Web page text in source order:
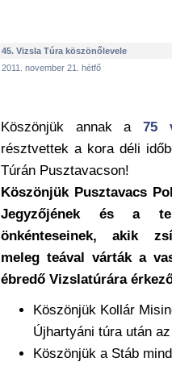
45. Vizsla Túra köszönőlevele
2011. november 21. hétfő
Köszönjük annak a 75
résztvettek a kora déli
Túrán Pusztavacson!
Köszönjük Pusztavacs
Jegyzőjének és a
önkénteseinek, akik
meleg teával várták a
ébredő Vizslatúrára
Köszönjük Kollár
Újhartyáni túra után
Köszönjük a Stáb